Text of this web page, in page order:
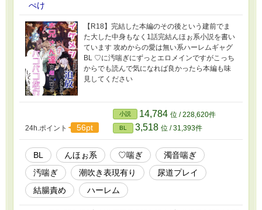
ぺけ
【R18】完結した本編のその後という建前でま
た大した中身もなく1話完結んほぉ系小説を書い
ています 攻めからの愛は無い系ハーレムギャグ
BL ♡に汚喘ぎにずっとエロメインですがこっち
からでも読んで気になれば良かったら本編も味
見してください
24h.ポイント 56pt
小説 14,784 位 / 228,620件
BL 3,518 位 / 31,393件
BL んほぉ系 ♡喘ぎ
濁音喘ぎ
汚喘ぎ
潮吹き表現有り
尿道プレイ
結腸責め
ハーレム